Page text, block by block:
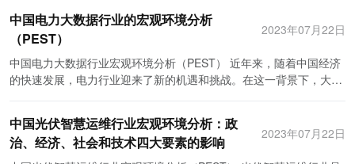
据行业市场潜力巨大，已成为了各大公司争夺的焦点领域。本文将对
中国电力大数据行业市场前景进行前瞻，并提出战略布局的建议。 首
先，中国电力大数据行业市场前景非常广阔。随着电力行业的信息化
和智能化进程加速推进，电力企业面临着海量数据的处理和分析问
题。大数据技术可以帮助电力企业从海量数据中发现规律和价值，提
大数据行业市场前景非常广阔。 其次，针对中国电力大数据行业市场
的发展特点，企业应制定相应的战略布局。首先，企业应加快技术研
发和创新，提高大数据技术的实用性和可靠性。其次，企业应加强与
中国电力大数据行业的宏观环境分析
（PEST）
2023年07月22日
中国电力大数据行业宏观环境分析（PEST） 近年来，随着中国经济
的快速发展，电力行业迎来了新的机遇和挑战。在这一背景下，大数
行业从传统到现代化的转型。本文将从政治、经济、社会和技术等方
面，对中国电力大数据行业的宏观环境进行分析。 政治环境方面，中
国政府高度重视电力行业的发展，并制定了一系列支持政策。政府投
中国光伏智慧运维行业宏观环境分析：政
治、经济、社会和技术四大要素的影响
2023年07月22日